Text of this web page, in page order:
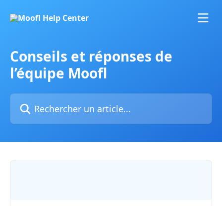
Conseils et réponses de
l’équipe Moofl
Rechercher un article...